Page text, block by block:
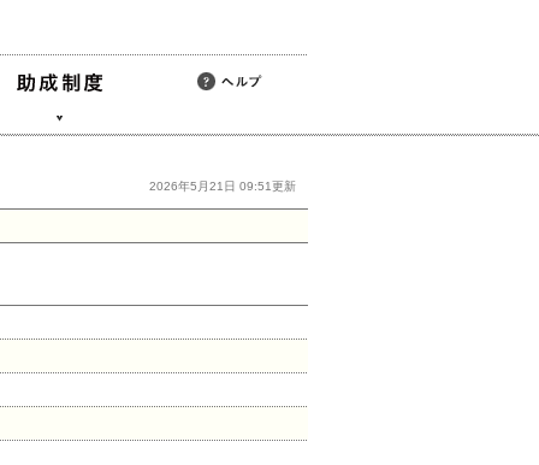
2026年5月21日 09:51更新